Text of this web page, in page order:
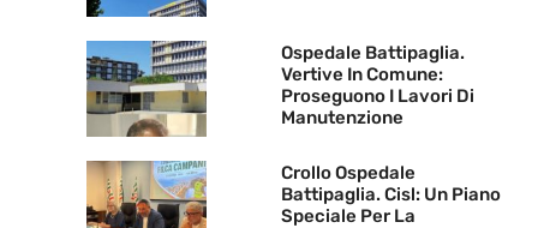
Ospedale Battipaglia.
Vertive In Comune:
Proseguono I Lavori Di
Manutenzione
Crollo Ospedale
Battipaglia. Cisl: Un Piano
Speciale Per La